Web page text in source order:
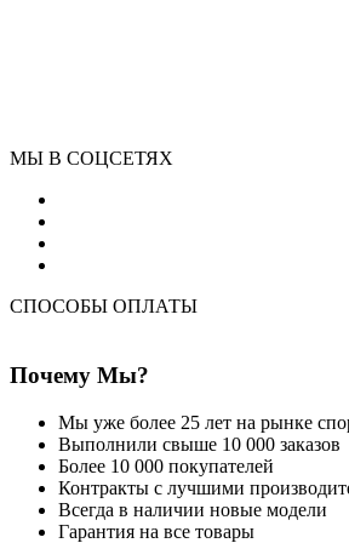
МЫ В СОЦСЕТЯХ
СПОСОБЫ ОПЛАТЫ
Почему Мы?
Мы уже более 25 лет на рынке
Выполнили свыше 10 000 заказов
Более 10 000 покупателей
Контракты с лучшими
Всегда в наличии новые модели
Гарантия на все товары